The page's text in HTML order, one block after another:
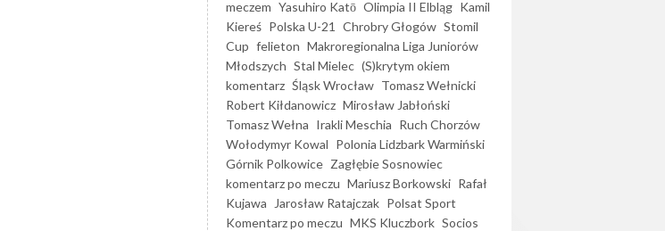
meczem Yasuhiro Katō Olimpia II Elbląg Kamil
Kiereś Polska U-21 Chrobry Głogów Stomil
Cup felieton Makroregionalna Liga Juniorów
Młodszych Stal Mielec (S)krytym okiem
komentarz Śląsk Wrocław Tomasz Wełnicki
Robert Kiłdanowicz Mirosław Jabłoński
Tomasz Wełna Irakli Meschia Ruch Chorzów
Wołodymyr Kowal Polonia Lidzbark Warmiński
Górnik Polkowice Zagłębie Sosnowiec
komentarz po meczu Mariusz Borkowski Rafał
Kujawa
Jarosław Ratajczak Polsat Sport
Komentarz po meczu MKS Kluczbork Socios